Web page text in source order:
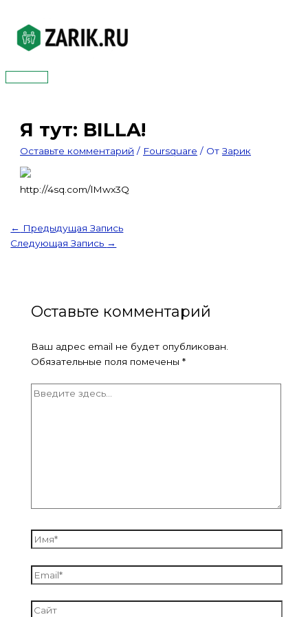
содержимому
Главное
Я тут: BILLA!
Оставьте комментарий / Foursquare / ОтЗарик
http://4sq.com/lMwx3Q
← Предыдущая Запись
Следующая Запись →
Оставьте комментарий
Ваш адрес email не будет опубликован.
Обязательные поля помечены *
Введите
Имя*
Email*
Сайт